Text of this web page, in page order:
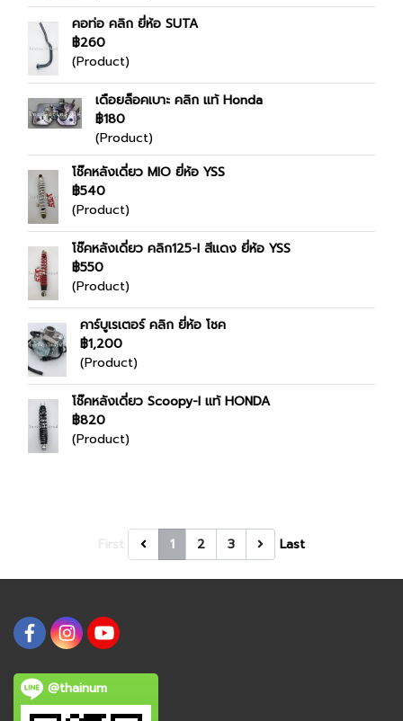
คอท่อ คลิก ยี่ห้อ SUTA
฿260
(Product)
เดือยล็อคเบาะ คลิก แท้ Honda
฿180
(Product)
โช๊คหลังเดี่ยว MIO ยี่ห้อ YSS
฿540
(Product)
โช๊คหลังเดี่ยว คลิก125-I สีแดง ยี่ห้อ YSS
฿550
(Product)
คาร์บูเรเตอร์ คลิก ยี่ห้อ โชค
฿1,200
(Product)
โช๊คหลังเดี่ยว Scoopy-I แท้ HONDA
฿820
(Product)
1 2 3 Last
@thainum